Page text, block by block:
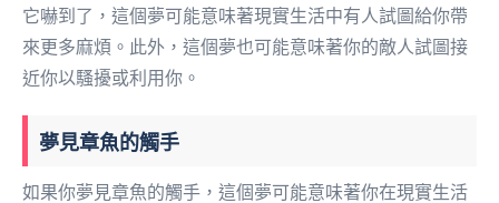
它嚇到了，這個夢可能意味著現實生活中有人試圖給你帶
來更多麻煩。此外，這個夢也可能意味著你的敵人試圖接
近你以騷擾或利用你。
夢見章魚的觸手
如果你夢見章魚的觸手，這個夢可能意味著你在現實生活